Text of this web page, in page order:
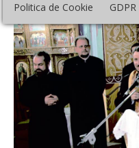
Politica de Cookie GDPR